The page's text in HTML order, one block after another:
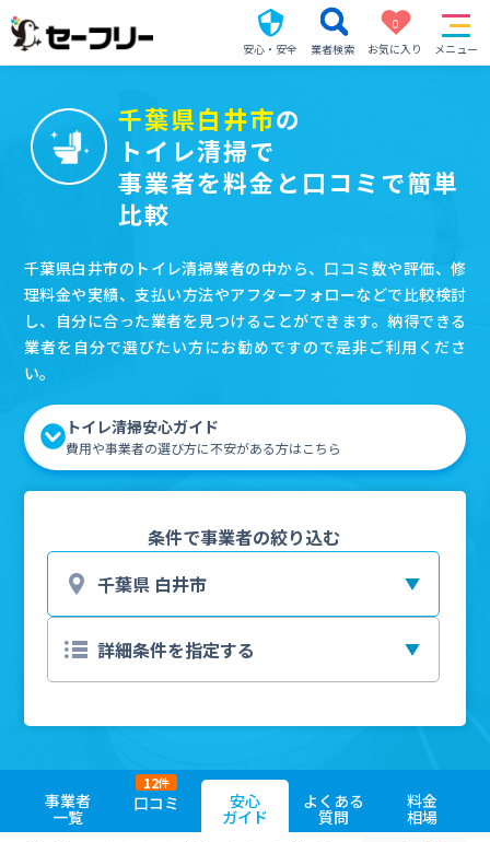
安心・安全 業者検索
0
お気に入り
メニュー
千葉県白井市の
トイレ清掃で
事業者を料金と口コミで簡単
比較
千葉県白井市のトイレ清掃業者の中から、口コミ数や評価、修
理料金や実績、支払い方法やアフターフォローなどで比較検討
し、自分に合った業者を見つけることができます。納得できる
業者を自分で選びたい方にお勧めですので是非ご利用くださ
い。
トイレ清掃安心ガイド
費用や事業者の選び方に不安がある方はこちら
条件で事業者の絞り込む
事業者
一覧
口コミ
12件
安心
ガイド
よくある
質問
料金
相場